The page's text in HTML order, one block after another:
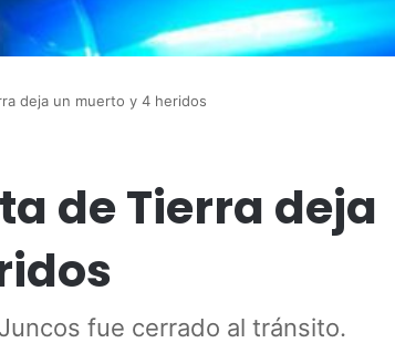
deja un muerto y 4 heridos
de Tierra deja
fue cerrado al tránsito.